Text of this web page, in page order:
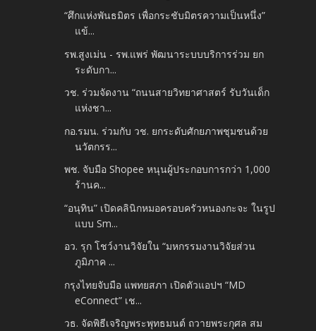
“ศึกแห่งพันธมิตร เพื่อกระชับมิตรความเป็นหนึ่ง”
แข้...
รพ.สูงเม่น - รพ.แพร่ พัฒนาระบบบริการร่วม ยก
ระดับกา...
วช. ร่วมจัดงาน “ถนนสายวิทยาศาสตร์ รับวันเด็ก
แห่งชา...
กอ.รมน. ร่วมกับ วช. ยกระดับศักยภาพชุมชนด้วย
นวัตกรร...
พช. จับมือ Shopee หนุนผู้ประกอบการกว่า 1,000
ร้านค...
“อนุทิน” เปิดคลินิกหมอครอบครัวหนองกะจะ ในรูป
แบบ Sm...
อว. รุก โชว์งานวิจัยใน “มหกรรมงานวิจัยส่วน
ภูมิภาค ...
กรุงไทยจับมือ แพทยสภา เปิดตัวแอปฯ “MD
eConnect” เช...
วธ. จัดพิธีเจริญพระพุทธมนต์ ถวายพระกุศล สม